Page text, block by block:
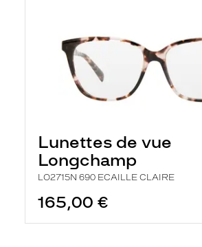
Lunettes de vue
Longchamp
LO2715N 690 ECAILLE CLAIRE
165,00 €